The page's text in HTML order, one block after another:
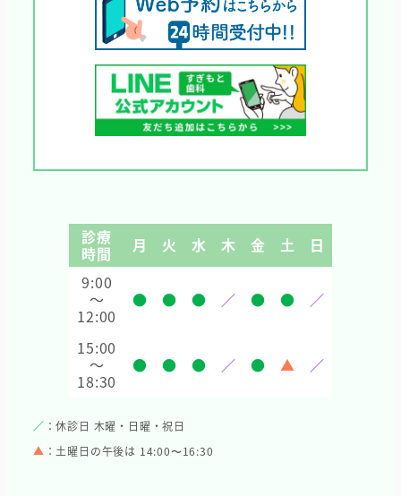
診療
時間 月 火 水 木 金 土
日
9:00
～
12:00
● ● ● ／ ● ● ／
15:00
～
18:30
● ● ● ／ ● ▲ ／
／ ：休診日 木曜・日曜・祝日
▲ ：土曜日の午後は 14:00〜16:30